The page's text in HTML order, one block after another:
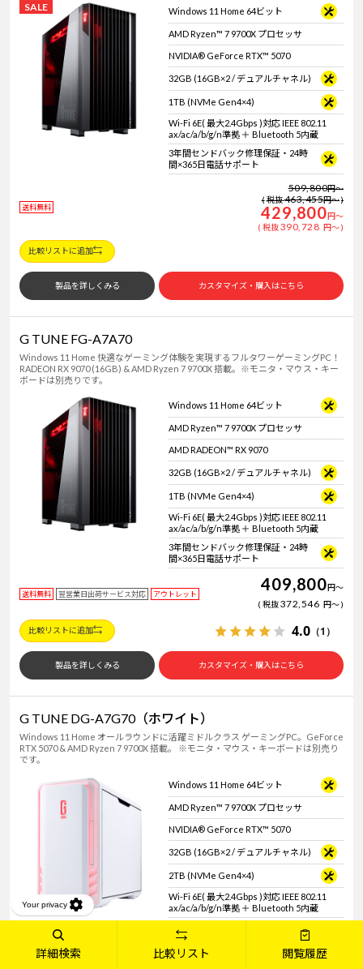
SALE Windows 11 Home 64ビット
AMD Ryzen™ 7 9700X プロセッサ
NVIDIA® GeForce RTX™ 5070
32GB (16GB×2 / デュアルチャネル)
1TB (NVMe Gen4×4)
Wi-Fi 6E( 最大2.4Gbps )対応 IEEE 802.11
ax/ac/a/b/g/n準拠 ＋ Bluetooth 5内蔵
3年間センドバック修理保証・24時
間×365日電話サポート
送料無料
509,800円～
税抜463,455円～
429,800円～
税抜390,728 円～
比較リストに追加
製品を詳しくみる カスタマイズ・購入はこちら
G TUNE FG-A7A70
Windows 11 Home 快適なゲーミング体験を実現するフルタワーゲーミングPC！
RADEON RX 9070 (16GB) & AMD Ryzen 7 9700X 搭載。※モニタ・マウス・キー
ボードは別売りです。
Windows 11 Home 64ビット
AMD Ryzen™ 7 9700X プロセッサ
AMD RADEON™ RX 9070
32GB (16GB×2 / デュアルチャネル)
1TB (NVMe Gen4×4)
Wi-Fi 6E( 最大2.4Gbps )対応 IEEE 802.11
ax/ac/a/b/g/n準拠 ＋ Bluetooth 5内蔵
3年間センドバック修理保証・24時
間×365日電話サポート
送料無料 翌営業日出荷サービス対応 アウトレット 409,800円～
税抜372,546 円～
比較リストに追加 4.0 （1）
製品を詳しくみる カスタマイズ・購入はこちら
G TUNE DG-A7G70（ホワイト）
Windows 11 Home オールラウンドに活躍ミドルクラス ゲーミングPC。GeForce
RTX 5070 & AMD Ryzen 7 9700X 搭載。 ※モニタ・マウス・キーボードは別売り
です。
Windows 11 Home 64ビット
AMD Ryzen™ 7 9700X プロセッサ
NVIDIA® GeForce RTX™ 5070
32GB (16GB×2 / デュアルチャネル)
2TB (NVMe Gen4×4)
Wi-Fi 6E( 最大2.4Gbps )対応 IEEE 802.11
ax/ac/a/b/g/n準拠 ＋ Bluetooth 5内蔵
間×365日電話サポート
509,800
詳細検索 比較リスト 閲覧履歴